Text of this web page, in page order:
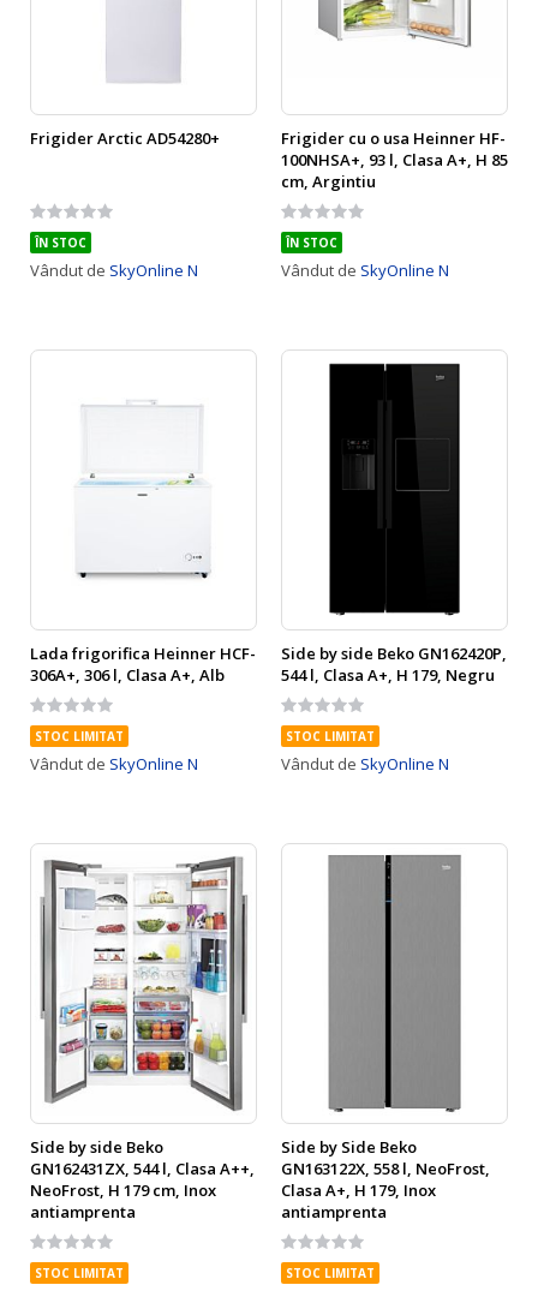
Frigider Arctic AD54280+
Rating:
0%
ÎN STOC
Vândut de SkyOnline N
Frigider cu o usa Heinner HF-
100NHSA+, 93 l, Clasa A+, H 85
cm, Argintiu
Rating:
0%
ÎN STOC
Vândut de SkyOnline N
Lada frigorifica Heinner HCF-
306A+, 306 l, Clasa A+, Alb
Rating:
0%
STOC LIMITAT
Vândut de SkyOnline N
Side by side Beko GN162420P,
544 l, Clasa A+, H 179, Negru
Rating:
0%
STOC LIMITAT
Vândut de SkyOnline N
Side by side Beko
GN162431ZX, 544 l, Clasa A++,
NeoFrost, H 179 cm, Inox
antiamprenta
Rating:
0%
STOC LIMITAT
Side by Side Beko
GN163122X, 558 l, NeoFrost,
Clasa A+, H 179, Inox
antiamprenta
Rating:
0%
STOC LIMITAT